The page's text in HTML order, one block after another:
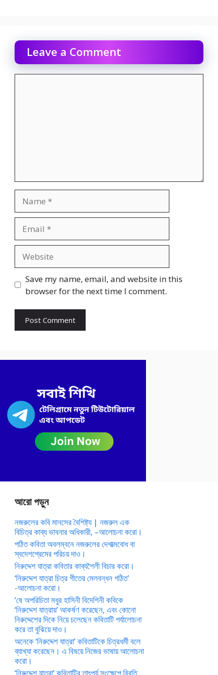
Leave a Comment
Save my name, email, and website in this
browser for the next time I comment.
আরো পড়ুন
নজরুলের কবি মানসের বৈশিষ্ট্য | নজরুল এক
বিচিত্র কাব্য ভাবনার অধিকারী, –আলোচনা করো।
পঠিত কবিতা অবলম্বনে নজরুলের দেশাত্মবোধ বা
স্বদেশপ্রেমের পরিচয় দাও।
নিরুদ্দেশ যাত্রা কবিতার কাব্যশৈলী বিচার করো।
‘নিরুদ্দেশ যাত্রা চিত্র গীতের মেলবন্ধন গঠিত’
-আলোচনা করো।
‘ষে অপরিচিতা মধুর হাসিনী বিদেশিনী কবিকে
‘নিরুদ্দেশ যাত্রায়’ আকর্ষণ করেছেন, এবং কোনো
নিরুদ্দেশের দিকে নিয়ে চলেছেন কবিতাটি পর্যালোচনা
করে তা বুঝিয়ে দাও।
অনেকে ‘নিরুদ্দেশ যাত্রা’ কবিতাটিকে চিত্রধর্মী বলে
ব্যাখ্যা করেছেন। এ বিষয়ে নিজের ভাষায় আলোচনা
করো।